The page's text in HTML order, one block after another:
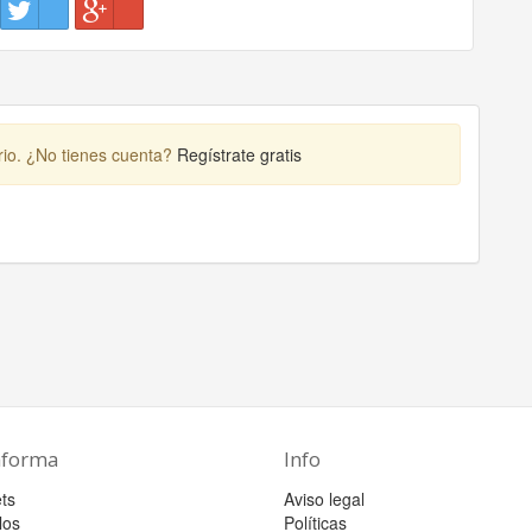
¿No tienes cuenta? Regístrate gratis
Info
Aviso legal
Políticas